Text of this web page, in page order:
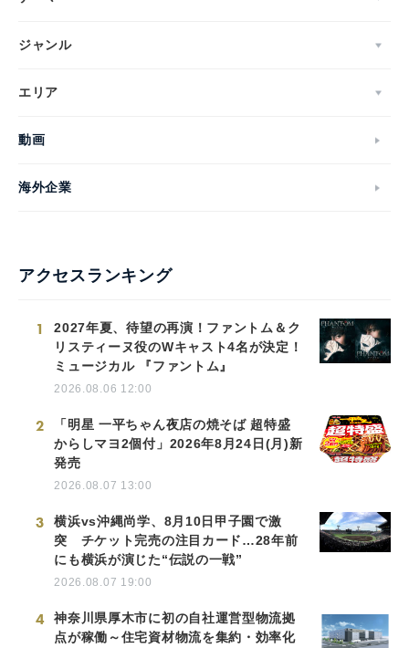
ジャンル
エリア
動画
海外企業
アクセスランキング
1
2027年夏、待望の再演！ファントム＆ク
リスティーヌ役のWキャスト4名が決定！
ミュージカル 『ファントム』
2026.08.06 12:00
2
「明星 一平ちゃん夜店の焼そば 超特盛
からしマヨ2個付」2026年8月24日(月)新
発売
2026.08.07 13:00
3
横浜vs沖縄尚学、8月10日甲子園で激
突 チケット完売の注目カード…28年前
にも横浜が演じた“伝説の一戦”
2026.08.07 19:00
4
神奈川県厚木市に初の自社運営型物流拠
点が稼働～住宅資材物流を集約・効率化